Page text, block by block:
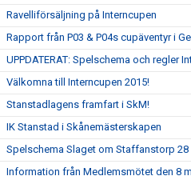
Ravelliförsäljning på Interncupen
Rapport från P03 & P04s cupäventyr i
UPPDATERAT: Spelschema och regler
Välkomna till Interncupen 2015!
Stanstadlagens framfart i SkM!
IK Stanstad i Skånemästerskapen
Spelschema Slaget om Staffanstorp 28
Information från Medlemsmötet den 8